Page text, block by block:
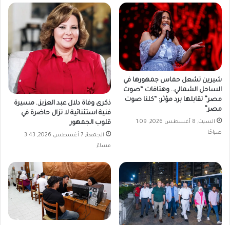
شيرين تشعل حماس جمهورها في
الساحل الشمالي.. وهتافات “صوت
مصر” تقابلها برد مؤثر: “كلنا صوت
مصر”
السبت, 8 أغسطس 2026, 1:09
صباحًا
ذكرى وفاة دلال عبد العزيز.. مسيرة
فنية استثنائية لا تزال حاضرة في
قلوب الجمهور
الجمعة, 7 أغسطس 2026, 3:43
مساءً